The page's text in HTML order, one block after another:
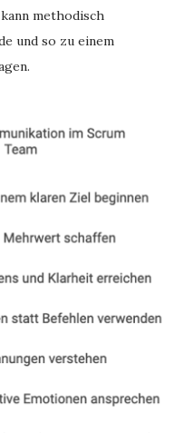
methodisch
und so zu einem